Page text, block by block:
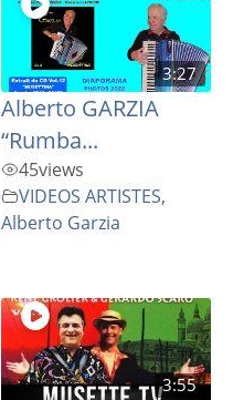
3:27
Alberto GARZIA
“Rumba...
45views
VIDEOS ARTISTES,
Alberto Garzia
3:55